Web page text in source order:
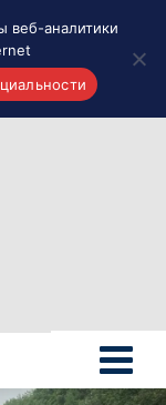
веб-аналитики